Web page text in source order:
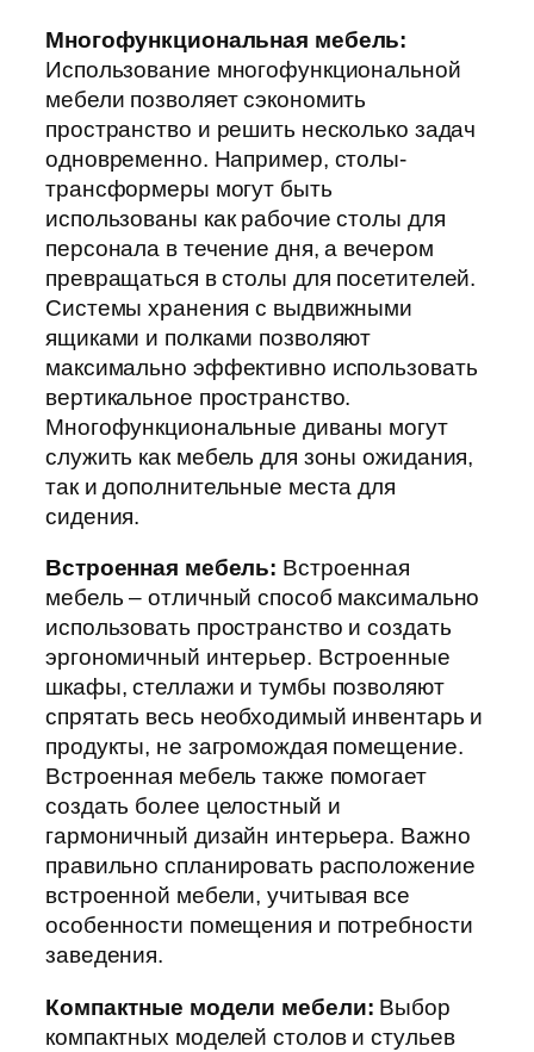
Многофункциональная мебель:
Использование многофункциональной
мебели позволяет сэкономить
пространство и решить несколько задач
одновременно. Например, столы-
трансформеры могут быть
использованы как рабочие столы для
персонала в течение дня, а вечером
превращаться в столы для посетителей.
Системы хранения с выдвижными
ящиками и полками позволяют
максимально эффективно использовать
вертикальное пространство.
Многофункциональные диваны могут
служить как мебель для зоны ожидания,
так и дополнительные места для
сидения.
Встроенная мебель: Встроенная
мебель – отличный способ максимально
использовать пространство и создать
эргономичный интерьер. Встроенные
шкафы, стеллажи и тумбы позволяют
спрятать весь необходимый инвентарь и
продукты, не загромождая помещение.
Встроенная мебель также помогает
создать более целостный и
гармоничный дизайн интерьера. Важно
правильно спланировать расположение
встроенной мебели, учитывая все
особенности помещения и потребности
заведения.
Компактные модели мебели: Выбор
компактных моделей столов и стульев